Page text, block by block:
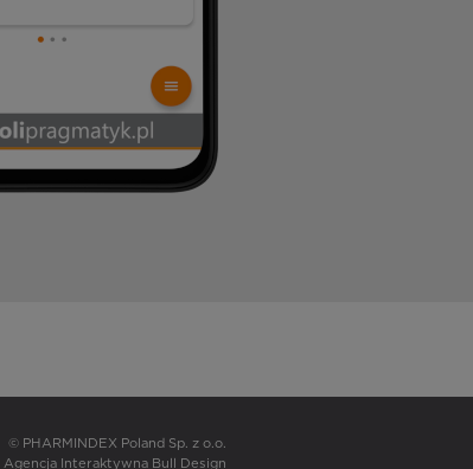
© PHARMINDEX Poland Sp. z o.o.
Agencja Interaktywna Bull Design